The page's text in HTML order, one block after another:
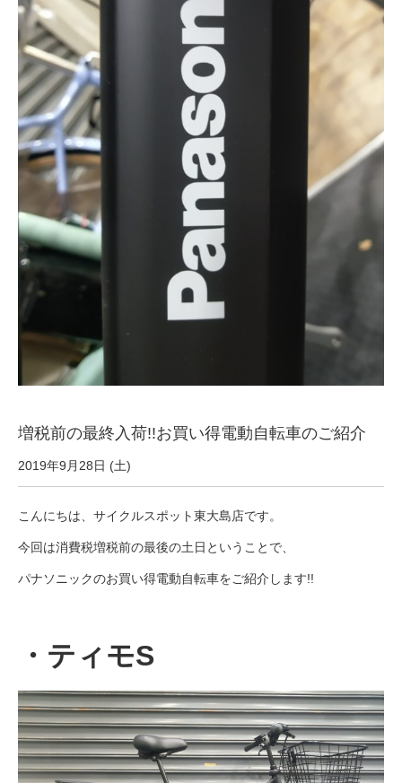
修理・メンテナンス工賃
盗難保証
SpotMateログイン
オリジナル自転車
PB全車種カタログ
Norwayシリーズ
求人情報
増税前の最終入荷!!お買い得電動自転車のご紹介
2019年9月28日 (土)
こんにちは、サイクルスポット東大島店です。
今回は消費税増税前の最後の土日ということで、
パナソニックのお買い得電動自転車をご紹介します!!
・ティモS